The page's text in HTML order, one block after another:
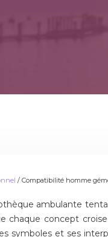
/ Compatibilité homme
ambulante
chaque concept
symboles et ses